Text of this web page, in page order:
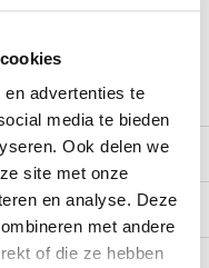
advertenties te
media te bieden
Ook delen we
site met onze
en analyse. Deze
met andere
of die ze hebben